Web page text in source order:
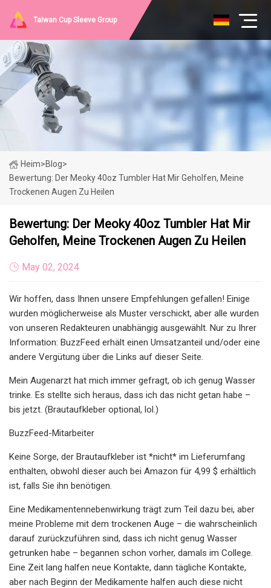
Taiwan Cup Sleeve Group
Heim>Blog>
Bewertung: Der Meoky 40oz Tumbler Hat Mir Geholfen, Meine
Trockenen Augen Zu Heilen
Bewertung: Der Meoky 40oz Tumbler Hat Mir
Geholfen, Meine Trockenen Augen Zu Heilen
May 02, 2024
Wir hoffen, dass Ihnen unsere Empfehlungen gefallen! Einige
wurden möglicherweise als Muster verschickt, aber alle wurden
von unseren Redakteuren unabhängig ausgewählt. Nur zu Ihrer
Information: BuzzFeed erhält einen Umsatzanteil und/oder eine
andere Vergütung über die Links auf dieser Seite.
Mein Augenarzt hat mich immer gefragt, ob ich genug Wasser
trinke. Es stellte sich heraus, dass ich das nicht getan habe –
bis jetzt. (Brautaufkleber optional, lol.)
BuzzFeed-Mitarbeiter
Keine Sorge, der Brautaufkleber ist *nicht* im Lieferumfang
enthalten, obwohl dieser auch bei Amazon für 4,99 $ erhältlich
ist, falls Sie ihn benötigen.
Eine Medikamentennebenwirkung trägt zum Teil dazu bei, aber
meine Probleme mit dem trockenen Auge – die wahrscheinlich
darauf zurückzuführen sind, dass ich nicht genug Wasser
getrunken habe – begannen schon vorher, damals im College.
Eine Zeit lang halfen neue Kontakte, dann tägliche Kontakte,
aber nach Beginn der Medikamente halfen auch diese nicht